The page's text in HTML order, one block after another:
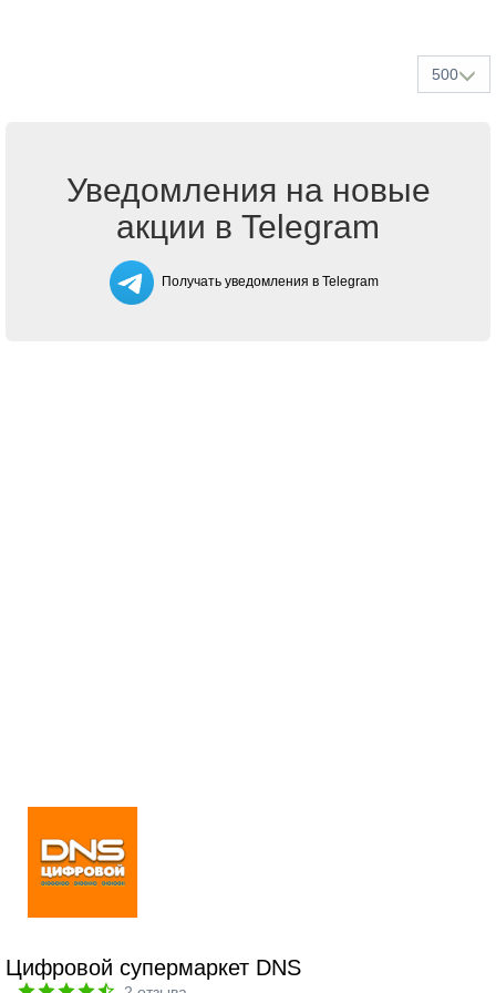
500
Уведомления на новые
акции в Telegram
Получать уведомления в Telegram
Цифровой супермаркет DNS